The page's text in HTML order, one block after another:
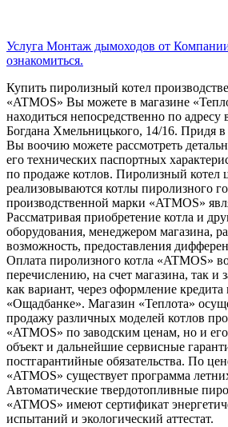
Услуга Монтаж дымоходов от
ознакомиться.
Купить пиролизный котел
«ATMOS» Вы можете в магазине
находиться непосредственно по адресу
Богдана Хмельницького, 14/16. Придя в
Вы воочию можете рассмотреть
его технических паспортных
по продаже котлов. Пиролизный котел
реализовываются котлы пиролизного
производственной марки «ATMOS»
Рассматривая приобретение котла и
оборудования, менеджером магазина,
возможность, предоставления
Оплата пиролизного котла «ATMOS»
перечислению, на счет магазина, так и
как вариант, через оформление кредита
«Ощадбанке». Магазин «Теплота»
продажу различных моделей котлов
«ATMOS» по заводским ценам, но и
объект и дальнейшие сервисные
постгарантийные обязательства. По
«ATMOS» существует программа
Автоматические твердотопливные
«ATMOS» имеют сертификат
испытаний и экологический аттестат.